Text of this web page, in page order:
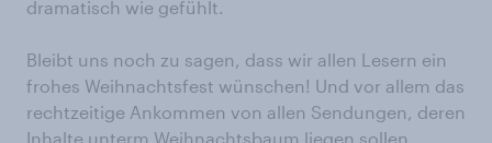
dramatisch wie gefühlt.
Bleibt uns noch zu sagen, dass wir allen Lesern ein
frohes Weihnachtsfest wünschen! Und vor allem das
rechtzeitige Ankommen von allen Sendungen, deren
Inhalte unterm Weihnachtsbaum liegen sollen.